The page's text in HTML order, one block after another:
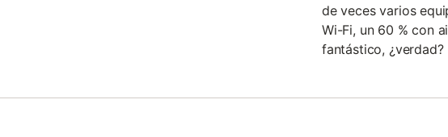
de veces varios
Wi-Fi, un 60 % con
fantástico, ¿verdad?